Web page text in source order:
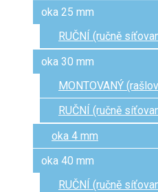
oka 25 mm
RUČNÍ (ručně
oka 30 mm
MONTOVANÝ
RUČNÍ (ručně
oka 4 mm
oka 40 mm
RUČNÍ (ručně